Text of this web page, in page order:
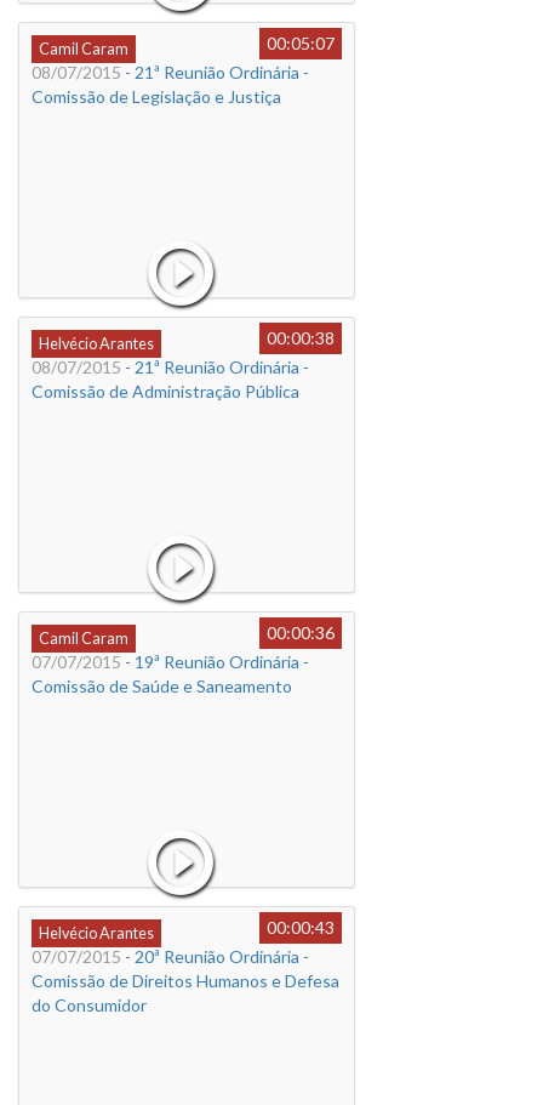
Camil Caram
00:05:07
08/07/2015 - 21ª Reunião Ordinária -
Comissão de Legislação e Justiça
Helvécio Arantes
00:00:38
08/07/2015 - 21ª Reunião Ordinária -
Comissão de Administração Pública
Camil Caram
00:00:36
07/07/2015 - 19ª Reunião Ordinária -
Comissão de Saúde e Saneamento
Helvécio Arantes
00:00:43
07/07/2015 - 20ª Reunião Ordinária -
Comissão de Direitos Humanos e Defesa
do Consumidor